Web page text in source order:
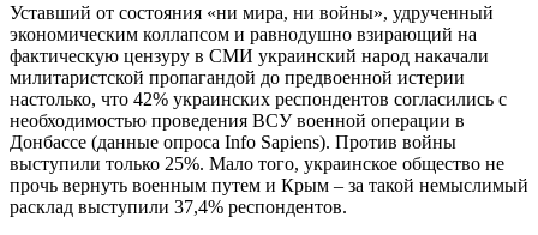
Уставший от состояния «ни мира, ни войны», удрученный
экономическим коллапсом и равнодушно взирающий на
фактическую цензуру в СМИ украинский народ накачали
милитаристской пропагандой до предвоенной истерии
настолько, что 42% украинских респондентов согласились с
необходимостью проведения ВСУ военной операции в
Донбассе (данные опроса Info Sapiens). Против войны
выступили только 25%. Мало того, украинское общество не
прочь вернуть военным путем и Крым – за такой немыслимый
расклад выступили 37,4% респондентов.